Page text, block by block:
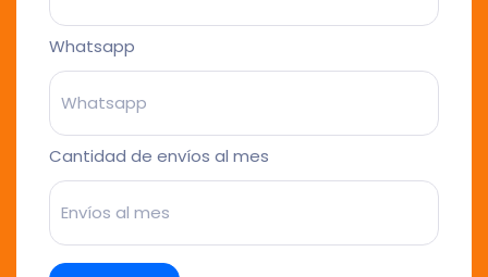
Whatsapp
Cantidad de envíos al mes